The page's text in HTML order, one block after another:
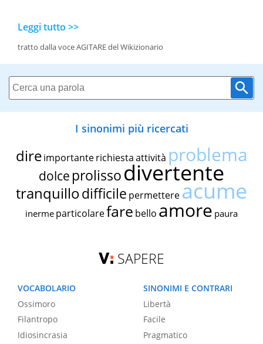
Leggi tutto >>
tratto dalla voce AGITARE del Wikizionario
I sinonimi più ricercati
dire importante richiestaattività problema
dolce prolissodivertente
tranquillodifficile permettereacume
inerme particolarefare bello amore paura
SAPERE
VOCABOLARIO
Ossimoro
Filantropo
Idiosincrasia
SINONIMI E CONTRARI
Libertà
Facile
Pragmatico